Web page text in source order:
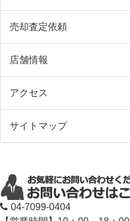
売却査定依頼
店舗情報
アクセス
サイトマップ
04-7099-0404